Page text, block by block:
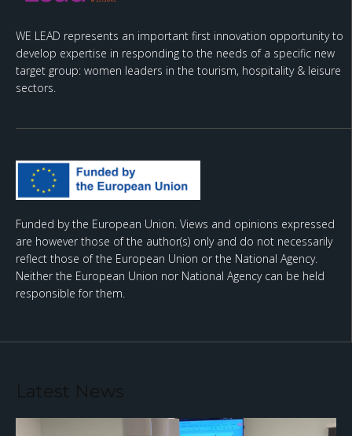
WE LEAD represents an important first innovation opportunity to
develop expertise in responding to the needs of a specific new
target group: women leaders in the tourism, hospitality & leisure
sectors.
Funded by the European Union. Views and opinions expressed
are however those of the author(s) only and do not necessarily
reflect those of the European Union or the National Agency.
Neither the European Union nor National Agency can be held
responsible for them.
Latest News